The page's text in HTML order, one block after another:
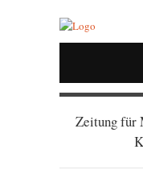
Zeitung für